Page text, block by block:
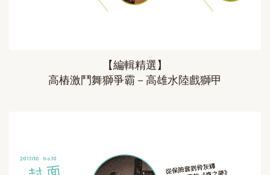
【編輯精選】
高樁激鬥舞獅爭霸－高雄水陸戲獅甲